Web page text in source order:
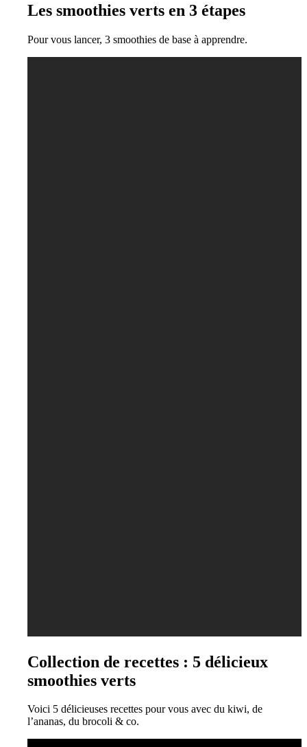
Les smoothies verts en 3 étapes
Pour vous lancer, 3 smoothies de base à apprendre.
Collection de recettes : 5 délicieux
smoothies verts
Voici 5 délicieuses recettes pour vous avec du kiwi, de
l’ananas, du brocoli & co.